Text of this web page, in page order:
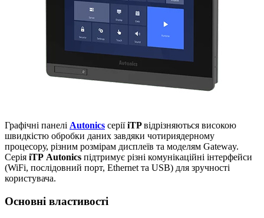
Графічні панелі Autonics серіїiTPвідрізняються високою
швидкістю обробки даних завдяки чотириядерному
процесору, різним розмірам дисплеїв та моделям Gateway.
Серія iTP Autonics підтримує різні комунікаційні інтерфейси
(WiFi, послідовний порт, Ethernet та USB) для зручності
користувача.
Основні властивості